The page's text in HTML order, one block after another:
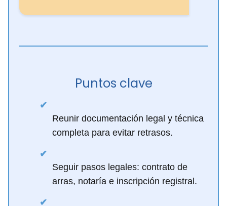
Puntos clave
✔
Reunir documentación legal y técnica
completa para evitar retrasos.
✔
Seguir pasos legales: contrato de
arras, notaría e inscripción registral.
✔